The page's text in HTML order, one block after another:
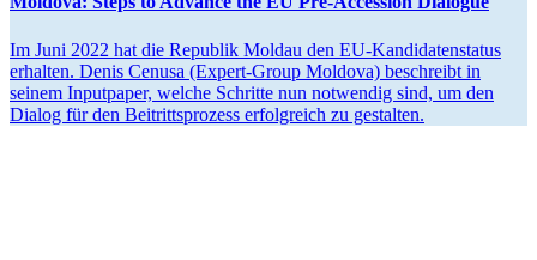
Im Juni 2022 hat die Republik Moldau den EU-Kandi­da­ten­status
erhalten. Denis Cenusa (Expert-Group Moldova) beschreibt in
seinem Input­paper, welche Schritte nun notwendig sind, um den
Dialog für den Beitritts­prozess erfolg­reich zu gestalten.